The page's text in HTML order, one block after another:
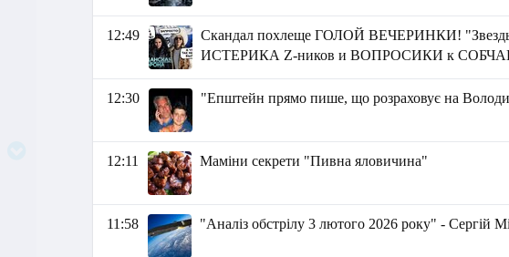
12:49
Скандал похлеще ГОЛОЙ ВЕЧЕРИНКИ!
ИСТЕРИКА Z-ников и ВОПРОСИКИ к
12:30 "Епштейн прямо пише, що розраховує на
12:11 Маміни секрети "Пивна яловичина"
11:58 "Аналіз обстрілу 3 лютого 2026 року" - Сергій